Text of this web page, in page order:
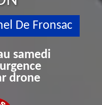
De Fronsac
samedi
drone